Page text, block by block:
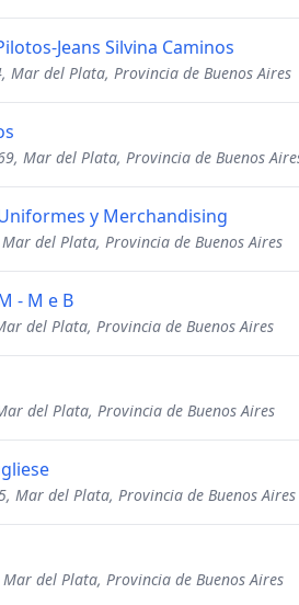
Jeans Silvina Caminos
Mar del Plata, Provincia de Buenos Aires
Mar del Plata, Provincia de Buenos
y Merchandising
del Plata, Provincia de Buenos Aires
- M e B
del Plata, Provincia de Buenos Aires
del Plata, Provincia de Buenos Aires
Mar del Plata, Provincia de Buenos Aires
del Plata, Provincia de Buenos Aires